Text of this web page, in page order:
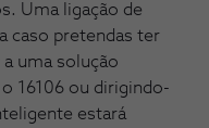
Uma ligação de
caso pretendas ter
uma solução
16106 ou dirigindo-
estará